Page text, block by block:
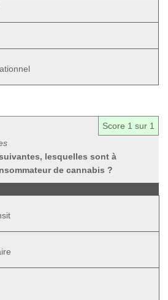
Score 1 sur 1
lesquelles sont à
de cannabis ?